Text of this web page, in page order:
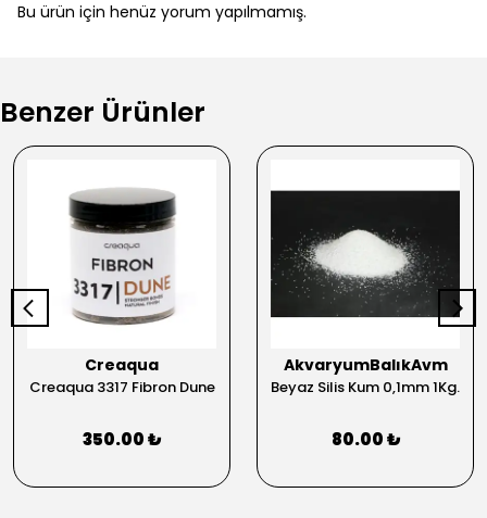
Bu ürün için henüz yorum yapılmamış.
Benzer Ürünler
Creaqua
Creaqua 3317 Fibron Dune
350.00 ₺
AkvaryumBalıkAvm
Beyaz Silis Kum 0,1mm 1Kg.
80.00 ₺